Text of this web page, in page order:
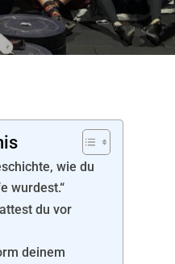
wie du
wurdest.“
du vor
deinem